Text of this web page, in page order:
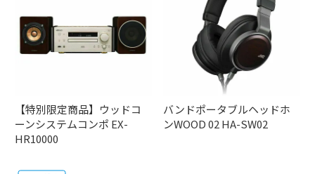
【特別限定商品】ウッドコ
ーンシステムコンポ EX-
HR10000
バンドポータブルヘッドホ
ンWOOD 02 HA-SW02